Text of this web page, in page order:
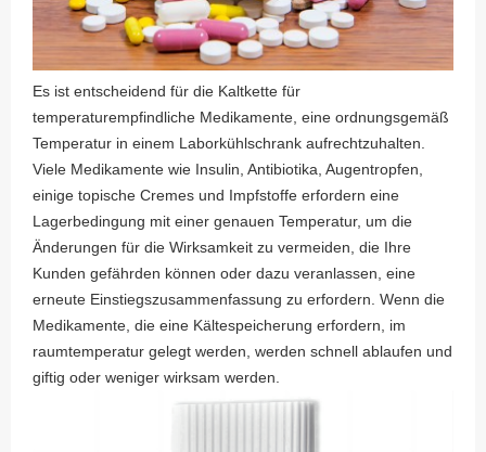
Es ist entscheidend für die Kaltkette für
temperaturempfindliche Medikamente, eine ordnungsgemäß
Temperatur in einem Laborkühlschrank aufrechtzuhalten.
Viele Medikamente wie Insulin, Antibiotika, Augentropfen,
einige topische Cremes und Impfstoffe erfordern eine
Lagerbedingung mit einer genauen Temperatur, um die
Änderungen für die Wirksamkeit zu vermeiden, die Ihre
Kunden gefährden können oder dazu veranlassen, eine
erneute Einstiegszusammenfassung zu erfordern. Wenn die
Medikamente, die eine Kältespeicherung erfordern, im
raumtemperatur gelegt werden, werden schnell ablaufen und
giftig oder weniger wirksam werden.